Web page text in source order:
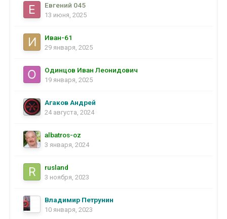
Евгений 045
13 июня, 2025
Иван-61
29 января, 2025
Одинцов Иван Леонидович
19 января, 2025
Агаков Андрей
24 августа, 2024
albatros-oz
3 января, 2024
rusland
3 ноября, 2023
Владимир Петрунин
10 января, 2023